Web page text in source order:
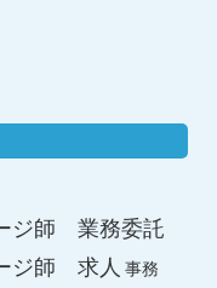
ジ師 業務委託
ジ師 求人 事務